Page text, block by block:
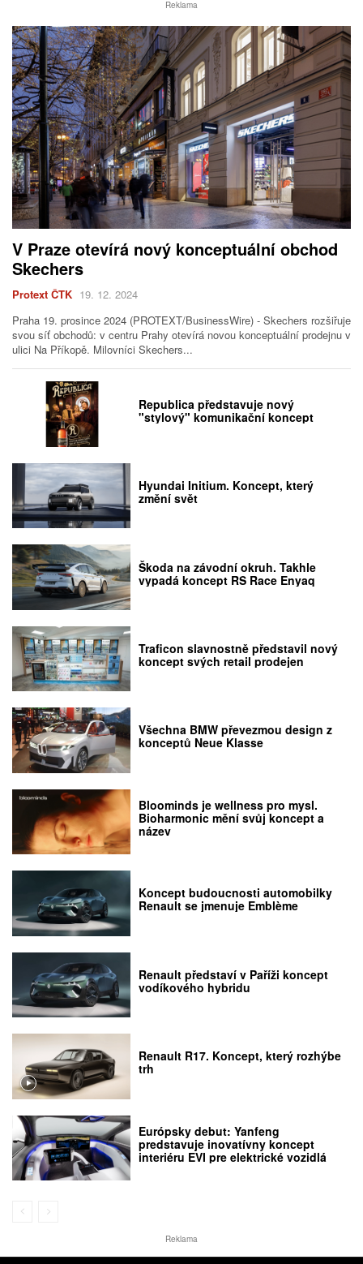
Reklama
V Praze otevírá nový konceptuální obchod
Skechers
Protext ČTK 19. 12. 2024
Praha 19. prosince 2024 (PROTEXT/BusinessWire) - Skechers rozšiřuje
svou síť obchodů: v centru Prahy otevírá novou konceptuální prodejnu v
ulici Na Příkopě. Milovníci Skechers...
Republica představuje nový
"stylový" komunikační koncept
Hyundai Initium. Koncept, který
změní svět
Škoda na závodní okruh. Takhle
vypadá koncept RS Race Enyaq
Traficon slavnostně představil nový
koncept svých retail prodejen
Všechna BMW převezmou design z
konceptů Neue Klasse
Bloominds je wellness pro mysl.
Bioharmonic mění svůj koncept a
název
Koncept budoucnosti automobilky
Renault se jmenuje Emblème
Renault představí v Paříži koncept
vodíkového hybridu
Renault R17. Koncept, který rozhýbe
trh
Európsky debut: Yanfeng
predstavuje inovatívny koncept
interiéru EVI pre elektrické vozidlá
Reklama